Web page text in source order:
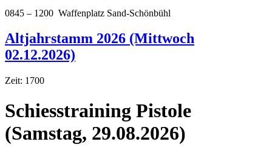
0845 – 1200 Waffenplatz Sand-Schönbühl
Altjahrstamm 2026 (Mittwoch
02.12.2026)
Zeit: 1700
Schiesstraining Pistole
(Samstag, 29.08.2026)